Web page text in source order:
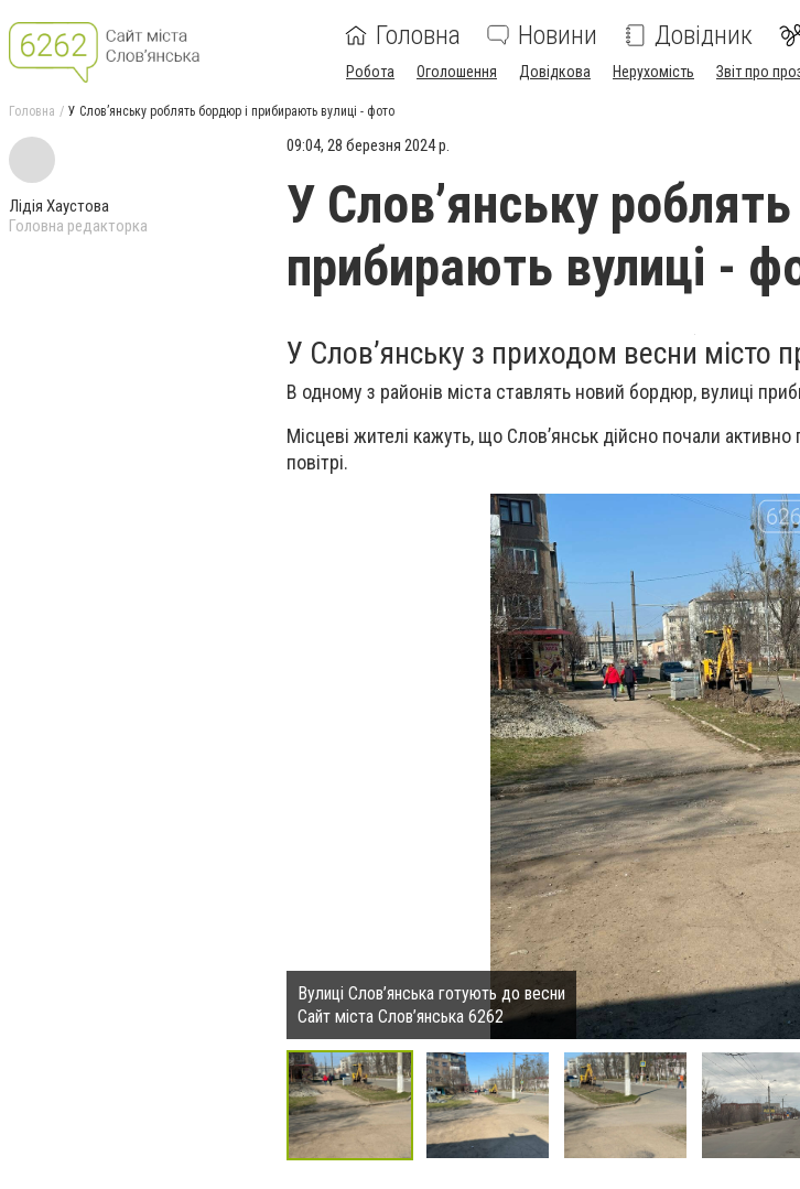
Головна Новини Довідник
Робота Оголошення Довідкова Нерухомість Звіт про
Головна У Слов’янську роблять бордюр і прибирають вулиці - фото
Лідія Хаустова
Головна редакторка
09:04, 28 березня 2024 р.
У Слов’янську
прибирають вулиці -
У Слов’янську з приходом весни місто
В одному з районів міста ставлять новий бордюр, вулиці
Місцеві жителі кажуть, що Слов’янськ дійсно почали
повітрі.
Вулиці Слов’янська готують до весни
Сайт міста Слов’янська 6262